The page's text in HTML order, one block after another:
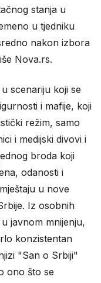
stanja u
u tjedniku
nakon izbora
Nova.rs.
scenariju koji se
i mafije, koji
režim, samo
i medijski divovi i
broda koji
odanosti i
u nove
Iz osobnih
javnom mnijenju,
konzistentan
"San o Srbiji"
ono što se